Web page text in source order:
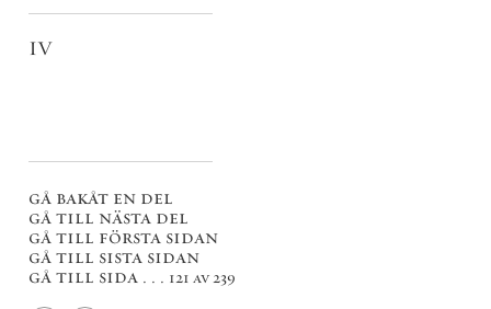
IV
gå bakåt en del
gå till nästa del
gå till första sidan
gå till sista sidan
gå till sida . . . 121 av 239